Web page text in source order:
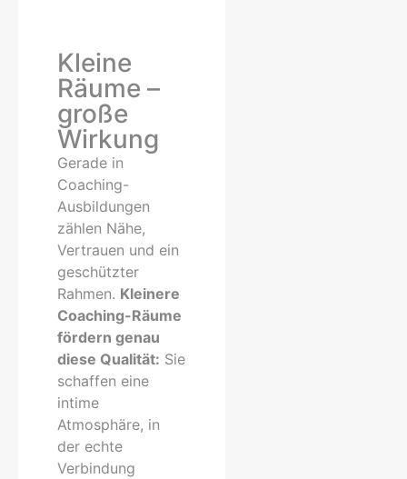
Kleine
Räume –
große
Wirkung
Gerade in
Coaching-
Ausbildungen
zählen Nähe,
Vertrauen und ein
geschützter
Rahmen. Kleinere
Coaching-Räume
fördern genau
diese Qualität: Sie
schaffen eine
intime
Atmosphäre, in
der echte
Verbindung